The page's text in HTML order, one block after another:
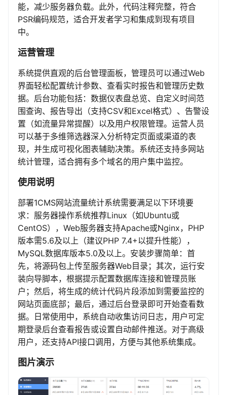
能，减少服务器负载。此外，代码注释完整，符合
PSR编码规范，适合开发者学习和集成到现有项目
中。
运营管理
系统提供直观的后台管理面板，管理员可以通过Web
界面轻松配置统计参数、查看实时报告和管理历史数
据。后台功能包括：数据仪表盘总览、自定义时间范
围查询、报告导出（支持CSV和Excel格式）、告警设
置（如流量异常提醒）以及用户权限管理。运营人员
可以基于多维筛选器深入分析特定页面或渠道的表
现，并生成可视化图表辅助决策。系统还支持多网站
统计管理，适合拥有多个域名的用户集中监控。
使用说明
部署1CMS网站流量统计系统需要满足以下环境要
求：服务器操作系统推荐Linux（如Ubuntu或
CentOS），Web服务器支持Apache或Nginx，PHP
版本需5.6及以上（建议PHP 7.4+以提升性能），
MySQL数据库版本5.0及以上。安装步骤简单：首
先，将源码包上传至服务器Web目录；其次，运行安
装向导脚本，根据提示配置数据库连接和管理员账
户；然后，将生成的统计代码片段添加到需要监控的
网站页面底部；最后，通过后台登录即可开始查看数
据。日常使用中，系统自动收集访问日志，用户可定
期登录后台查看报告或设置自动邮件推送。对于高级
用户，还支持API接口调用，方便与其他系统集成。
图片演示